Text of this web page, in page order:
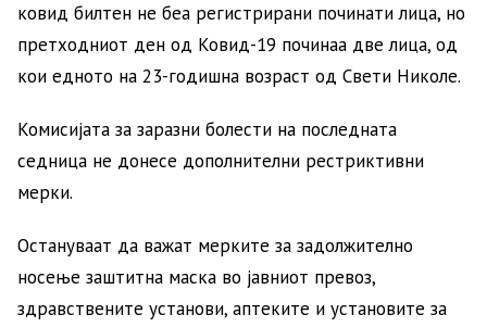
ковид билтен не беа регистрирани починати лица, но
претходниот ден од Ковид-19 починаа две лица, од
кои едното на 23-годишна возраст од Свети Николе.
Комисијата за заразни болести на последната
седница не донесе дополнителни рестриктивни
мерки.
Остануваат да важат мерките за задолжително
носење заштитна маска во јавниот превоз,
здравствените установи, аптеките и установите за